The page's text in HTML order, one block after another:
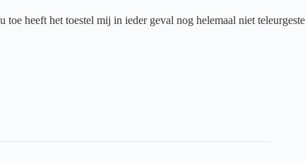
heeft het toestel mij in ieder geval nog helemaal niet